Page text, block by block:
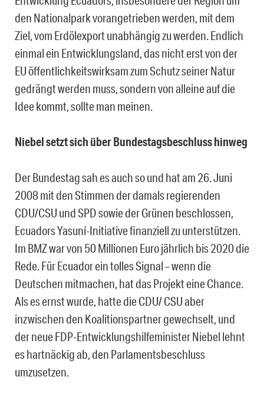
den Nationalpark vorangetrieben werden, mit dem
Ziel, vom Erdölexport unabhängig zu werden. Endlich
einmal ein Entwicklungsland, das nicht erst von der
EU öffentlichkeitswirksam zum Schutz seiner Natur
gedrängt werden muss, sondern von alleine auf die
Idee kommt, sollte man meinen.
Niebel setzt sich über Bundestagsbeschluss hinweg
Der Bundestag sah es auch so und hat am 26. Juni
2008 mit den Stimmen der damals regierenden
CDU/CSU und SPD sowie der Grünen beschlossen,
Ecuadors Yasuní-Initiative finanziell zu unterstützen.
Im BMZ war von 50 Millionen Euro jährlich bis 2020 die
Rede. Für Ecuador ein tolles Signal – wenn die
Deutschen mitmachen, hat das Projekt eine Chance.
Als es ernst wurde, hatte die CDU/ CSU aber
inzwischen den Koalitionspartner gewechselt, und
der neue FDP-Entwicklungshilfeminister Niebel lehnt
es hartnäckig ab, den Parlamentsbeschluss
umzusetzen.